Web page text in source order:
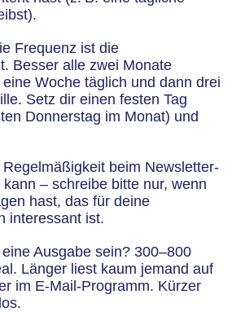
Frequenz ist die
Besser alle zwei Monate
Woche täglich und dann drei
Setz dir einen festen Tag
Donnerstag im Monat) und
beim Newsletter-
– schreibe bitte nur, wenn
hast, das für deine
interessant ist.
Ausgabe sein? 300–800
Länger liest kaum jemand auf
im E-Mail-Programm. Kürzer